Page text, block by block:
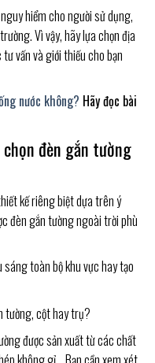
hiểm cho người sử dụng,
Vì vậy, hãy lựa chọn địa
tư vấn và giới thiếu cho bạn
nước không? Hãy đọc bài
đèn gắn tường
kế riêng biệt dựa trên ý
đèn gắn tường ngoài trời phù
toàn bộ khu vực hay tạo
tường, cột hay trụ?
được sản xuất từ các chất